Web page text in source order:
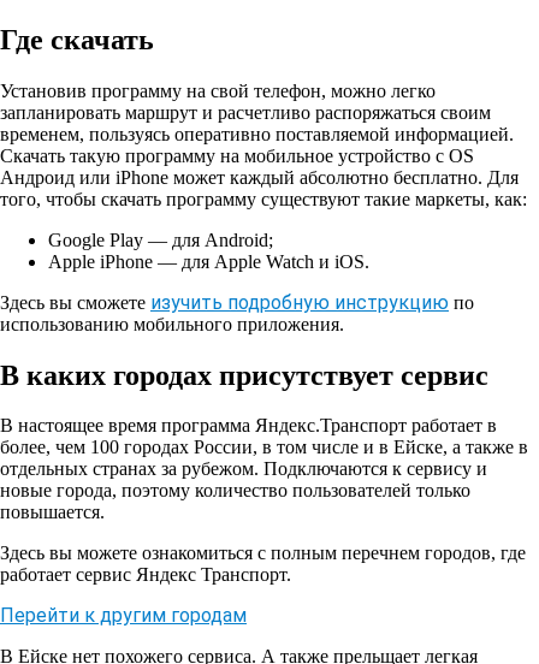
Где скачать
Установив программу на свой телефон, можно легко
запланировать маршрут и расчетливо распоряжаться своим
временем, пользуясь оперативно поставляемой информацией.
Скачать такую программу на мобильное устройство с OS
Андроид или iPhone может каждый абсолютно бесплатно. Для
того, чтобы скачать программу существуют такие маркеты, как:
Google Play — для Android;
Apple iPhone — для Apple Watch и iOS.
Здесь вы сможете изучить подробную инструкцию по
использованию мобильного приложения.
В каких городах присутствует сервис
В настоящее время программа Яндекс.Транспорт работает в
более, чем 100 городах России, в том числе и в Ейске, а также в
отдельных странах за рубежом. Подключаются к сервису и
новые города, поэтому количество пользователей только
повышается.
Здесь вы можете ознакомиться с полным перечнем городов, где
работает сервис Яндекс Транспорт.
Перейти к другим городам
В Ейске нет похожего сервиса. А также прельщает легкая